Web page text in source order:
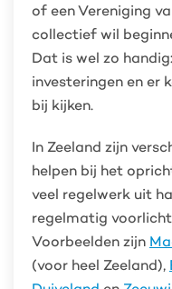
of een Vereniging
collectief wil
Dat is wel zo
investeringen en er
bij kijken.
In Zeeland zijn
helpen bij het
veel regelwerk uit
regelmatig
Voorbeelden zijn
(voor heel Zeeland),